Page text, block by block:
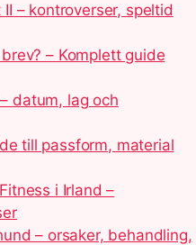
– kontroverser, speltid
– Komplett guide
datum, lag och
till passform, material
i Irland –
– orsaker, behandling,